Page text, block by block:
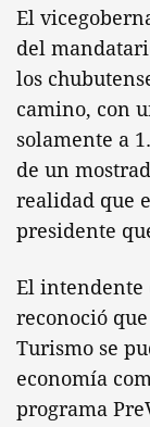
El
del
los
camino, con
solamente a
de un
realidad que
presidente
El intendente
reconoció
Turismo se
economía
programa